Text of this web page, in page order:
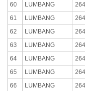
60
LUMBANG
61
LUMBANG
62
LUMBANG
63
LUMBANG
64
LUMBANG
65
LUMBANG
66
LUMBANG